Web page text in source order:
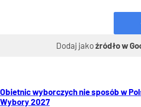
Dodaj jakoźródło w
Obietnic wyborczych nie sposób w
Wybory 2027